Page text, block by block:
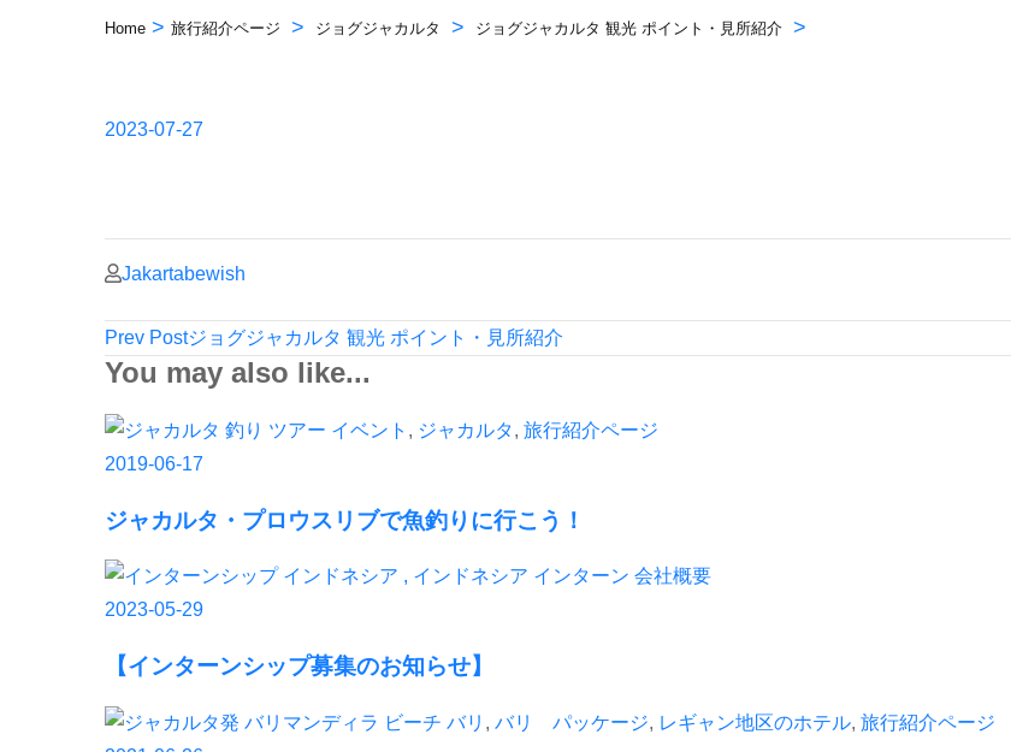
Home > 旅行紹介ページ > ジョグジャカルタ > ジョグジャカルタ 観光 ポイント・見所紹介 >
2023-07-27
Jakartabewish
Post
Navigation
Prev Postジョグジャカルタ 観光 ポイント・見所紹介
You may also like...
イベント , ジャカルタ, 旅行紹介ページ
2019-06-17
ジャカルタ・プロウスリブで魚釣りに行こう！
会社概要
2023-05-29
【インターンシップ募集のお知らせ】
バリ , バリ パッケージ, レギャン地区のホテル, 旅行紹介ページ